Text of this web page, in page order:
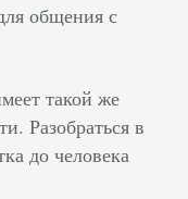
общения с
такой же
Разобраться в
до человека